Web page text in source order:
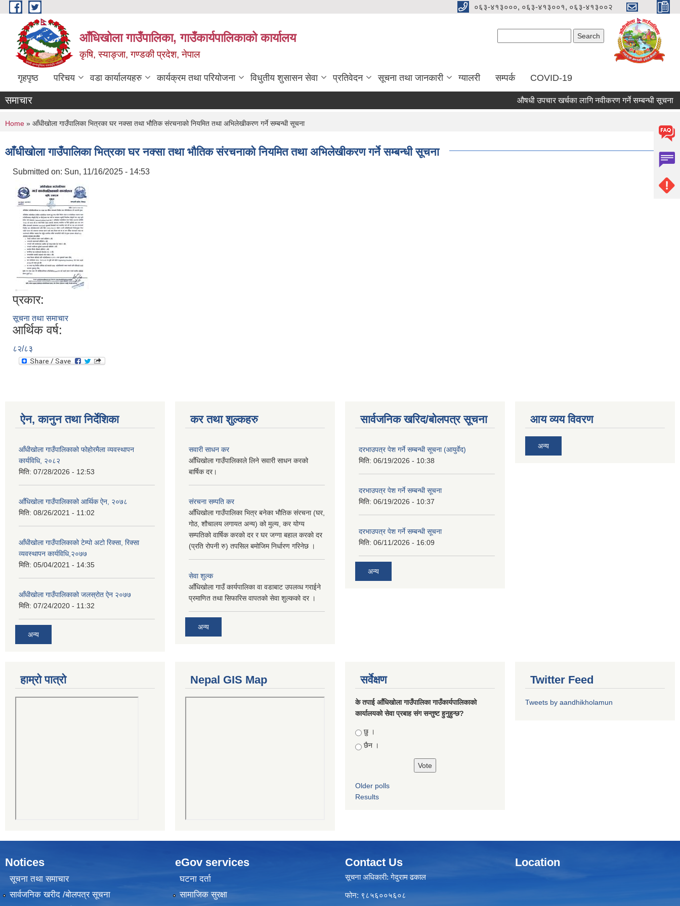
Skip to main content ०६३-४१३०००, ०६३-४१३००१, ०६३-४१३००२
आँधिखोला गाउँपालिका, गाउँकार्यपालिकाको कार्यालय
कृषि, स्याङ्जा, गण्डकी प्रदेश, नेपाल
गृहपृष्ठ परिचय वडा कार्यालयहरु कार्यक्रम तथा परियोजना विधुतीय शुसासन सेवा प्रतिवेदन सूचना तथा जानकारी ग्यालरी सम्पर्क COVID-19
समाचार औषधी उपचार खर्चका लागि नवीकरण गर्ने सम्बन्धी सूचना
You are here
Home » आँधीखोला गाउँपालिका भित्रका घर नक्सा तथा भौतिक संरचनाको नियमित तथा अभिलेखीकरण गर्ने सम्बन्धी सूचना
आँधीखोला गाउँपालिका भित्रका घर नक्सा तथा भौतिक संरचनाको नियमित तथा अभिलेखीकरण गर्ने सम्बन्धी सूचना
Submitted on: Sun, 11/16/2025 - 14:53
प्रकार:
सूचना तथा समाचार
आर्थिक वर्ष:
८२/८३
ऐन, कानुन तथा निर्देशिका
आँधीखोला गाउँपालिकाको फोहोरमैला व्यवस्थापन
कार्यविधि, २०८२
मिति: 07/28/2026 - 12:53
आँधिखोला गाउँपालिकाको आर्थिक ऐन, २०७८
मिति: 08/26/2021 - 11:02
आँधीखोला गाउँपालिकाको टेम्पो अटो रिक्सा, रिक्सा
व्यवस्थापन कार्यविधि,२०७७
मिति: 05/04/2021 - 14:35
आँधीखोला गाउँपालिकाको जलस्रोत ऐन २०७७
मिति: 07/24/2020 - 11:32
अन्य
कर तथा शुल्कहरु
सवारी साधन कर
आँधिखोला गाउँपालिकाले लिने सवारी साधन करको
बार्षिक दर।
संरचना सम्पति कर
आँधिखोला गाउँपालिका भित्र बनेका भौतिक संरचना (घर,
गोठ, शौचालय लगायत अन्य) को मुल्य, कर योग्य
सम्पतिको वार्षिक करको दर र घर जग्गा बहाल करको दर
(प्रति रोपनी रु) तपसिल बमोजिम निर्धारण गरिनेछ ।
सेवा शुल्क
आँधिखोला गाउँ कार्यपालिका वा वडाबाट उपलव्ध गराईने
प्रमाणित तथा सिफारिस वापतको सेवा शुल्कको दर ।
अन्य
सार्वजनिक खरिद/बोलपत्र सूचना
दरभाउपत्र पेश गर्ने सम्बन्धी सूचना (आयुर्वेद)
मिति: 06/19/2026 - 10:38
दरभाउपत्र पेश गर्ने सम्बन्धी सूचना
मिति: 06/19/2026 - 10:37
दरभाउपत्र पेश गर्ने सम्बन्धी सूचना
मिति: 06/11/2026 - 16:09
अन्य
आय व्यय विवरण
अन्य
हाम्रो पात्रो Nepal GIS Map सर्वेक्षण
के तपाई आँधिखोला गाउँपालिका गाउँकार्यपालिकाको
कार्यालयको सेवा प्रबाह संग सन्तुष्ट हुनुहुन्छ?
Choices
छु ।
छैन ।
Older polls
Results
Twitter Feed
Tweets by aandhikholamun
Notices
सूचना तथा समाचार
सार्वजनिक खरीद /बोलपत्र सूचना
eGov services
घटना दर्ता
सामाजिक सुरक्षा
Contact Us
सूचना अधिकारी: गेदुराम ढकाल
फोन: ९८५६००५६०८
Location